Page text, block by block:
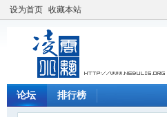
设为首页 收藏本站
论坛 排行榜